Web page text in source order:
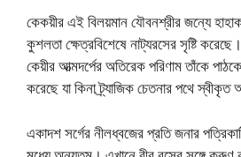
কেকয়ীর এই বিলয়মান যৌবনশ্রীর জন্যে
কুশলতা ক্ষেত্রবিশেষে নাট্যরসের সৃষ্টি
কেয়ীর আত্মদর্পের অতিরেক পরিণাম তাঁকে
করেছে যা কিনা ট্র্যাজিক চেতনার পথে
একাদশ সর্গের নীলধ্বজের প্রতি জনার